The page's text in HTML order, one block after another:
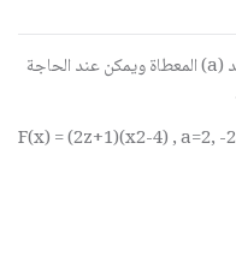
(
a) المعطاة ويمكن عند الحاجة
F(x) = (2z+1)(x2-4) , a=2, -2